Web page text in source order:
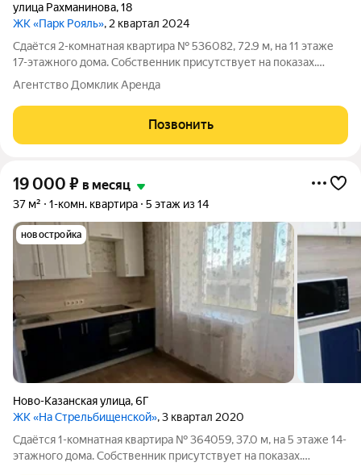
улица Рахманинова,18
ЖК «Парк Рояль», 2 квартал 2024
Сдаётся 2-комнатная квартира № 536082, 72.9 м, на 11 этаже
17-этажного дома. Собственник присутствует на показах.
Коммунальные платежи включены в стоимость. Счетчики
оплачиваются отдельно. По условиям проживания: можно с
детьми, можно с питомцами.
Агентство Домклик Аренда
Позвонить
19 000 ₽ в месяц
37 м² 1-комн. квартира 5 этаж из 14
новостройка
Ново-Казанская улица,6Г
ЖК «На Стрельбищенской», 3 квартал 2020
Сдаётся 1-комнатная квартира № 364059, 37.0 м, на 5 этаже 14-
этажного дома. Собственник присутствует на показах.